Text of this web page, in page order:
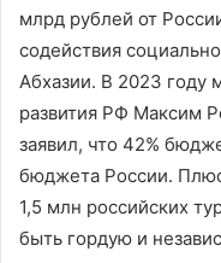
млрд рублей от
содействия
Абхазии. В 2023 году
развития РФ Максим
заявил, что 42%
бюджета России.
1,5 млн российских
быть гордую и